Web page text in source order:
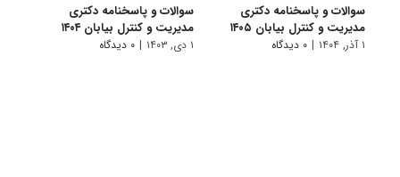
سوالات و پاسخنامه دکتری
مدیریت و کنترل بیابان ۱۴۰۵
۱ آذر, ۱۴۰۴ | ۰ دیدگاه
سوالات و پاسخنامه دکتری
مدیریت و کنترل بیابان ۱۴۰۴
۱ دی, ۱۴۰۳ | ۰ دیدگاه